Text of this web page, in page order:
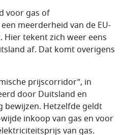
voor gas of
meerderheid van de EU-
Hier tekent zich weer eens
af. Dat komt overigens
prijscorridor”, in
door Duitsland en
bewijzen. Hetzelfde geldt
inkoop van gas en voor
van gas.